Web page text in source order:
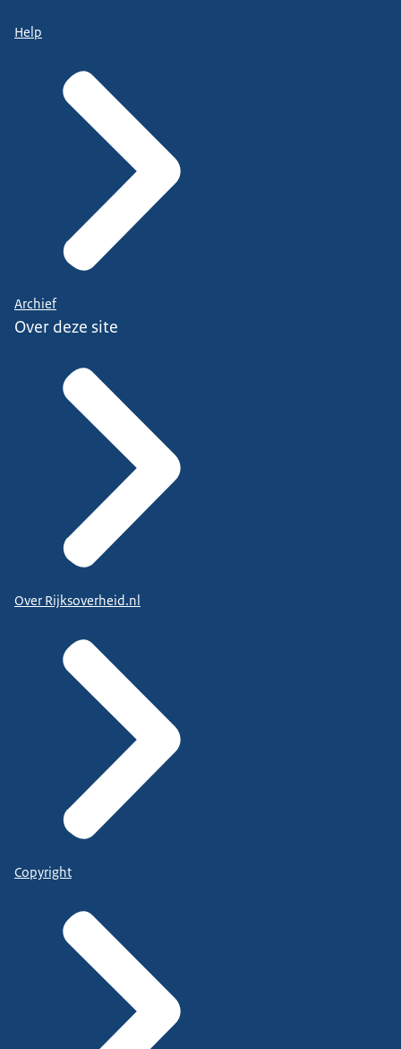
Help
Archief
Over deze site
Over Rijksoverheid.nl
Copyright